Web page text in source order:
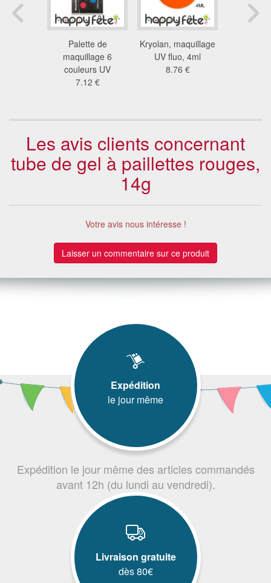
Palette de
maquillage 6
couleurs UV
7.12 €
Kryolan, maquillage
UV fluo, 4ml
8.76 €
Les avis clients concernant
tube de gel à paillettes rouges,
14g
Votre avis nous intéresse !
Laisser un commentaire sur ce produit
Expédition
le jour même
Expédition le jour même des articles commandés
avant 12h (du lundi au vendredi).
Livraison gratuite
dès 80€